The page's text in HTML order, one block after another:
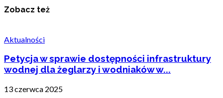
Zobacz też
Aktualności
Petycja w sprawie dostępności infrastruktury
wodnej dla żeglarzy i wodniaków w...
13 czerwca 2025